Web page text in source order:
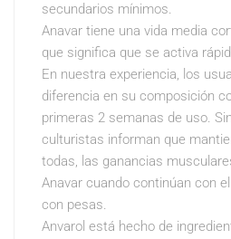
secundarios mínimos.
Anavar tiene una vida media
que significa que se activa
En nuestra experiencia, los
diferencia en su composición
primeras 2 semanas de uso.
culturistas informan que
todas, las ganancias
Anavar cuando continúan con
con pesas.
Anvarol está hecho de